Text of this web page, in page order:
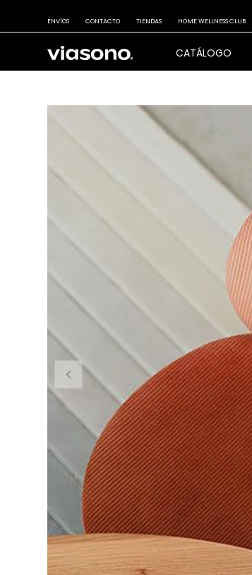
CATÁLOGO
ENVÍOS CONTACTO TIENDAS HOME WELLNESS CLUB